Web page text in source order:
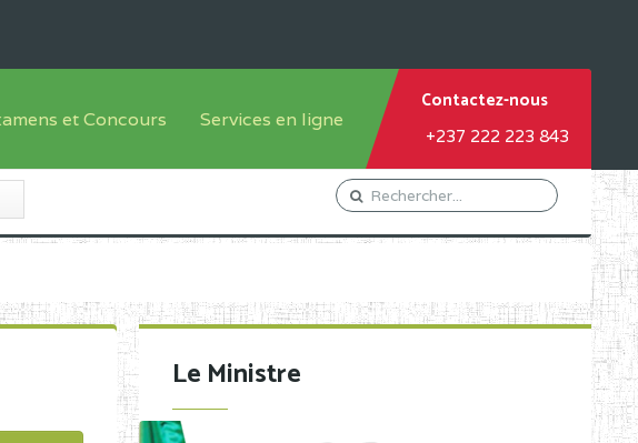
Sous système francophone
et Concours
des candidats
disponibles
Services en ligne
Orientation Conseil
Gestion du Personnel
Demande de subvention
Contactez-nous
+237 222 223 843
Le Ministre